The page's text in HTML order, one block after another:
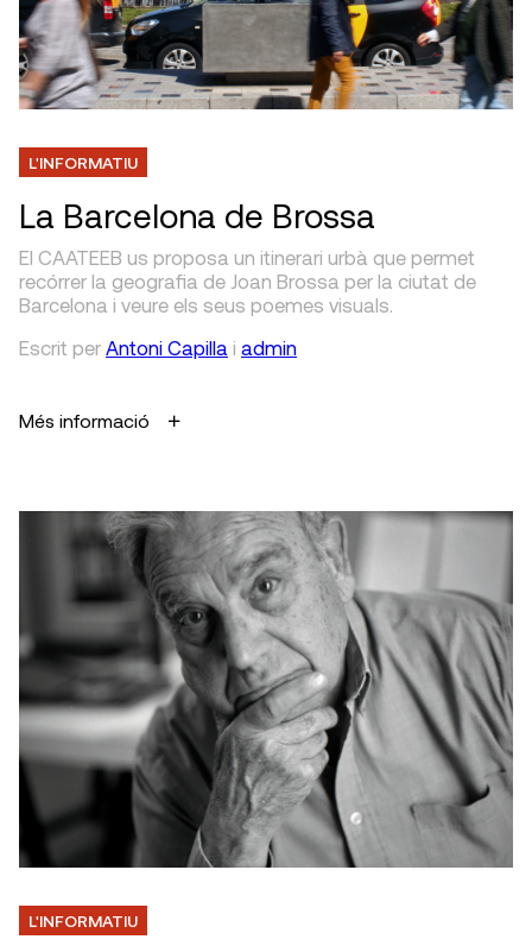
L'INFORMATIU
La Barcelona de Brossa
El CAATEEB us proposa un itinerari urbà que permet
recórrer la geografia de Joan Brossa per la ciutat de
Barcelona i veure els seus poemes visuals.
Escrit per Antoni Capilla i admin
Més informació
L'INFORMATIU